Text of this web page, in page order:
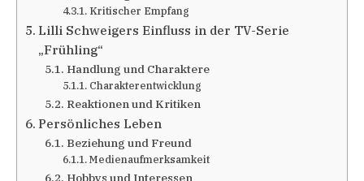
Kritischer Empfang
Lilli Schweigers Einfluss in der TV-Serie
„Frühling“
Handlung und Charaktere
Charakterentwicklung
Reaktionen und Kritiken
Persönliches Leben
Beziehung und Freund
Medienaufmerksamkeit
Hobbys und Interessen